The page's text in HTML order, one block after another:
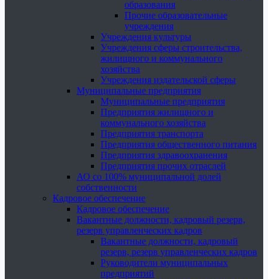
образования
Прочие образовательные
учреждения
Учреждения культуры
Учреждения сферы строительства,
жилищного и коммунального
хозяйства
Учреждения издательской сферы
Муниципальные предприятия
Муниципальные предприятия
Предприятия жилищного и
коммунального хозяйства
Предприятия транспорта
Предприятия общественного питания
Предприятия здравоохранения
Предприятия прочих отраслей
АО со 100% муниципальной долей
собственности
Кадровое обеспечение
Кадровое обеспечение
Вакантные должности, кадровый резерв,
резерв управленческих кадров
Вакантные должности, кадровый
резерв, резерв управленческих кадров
Руководители муниципальных
предприятий